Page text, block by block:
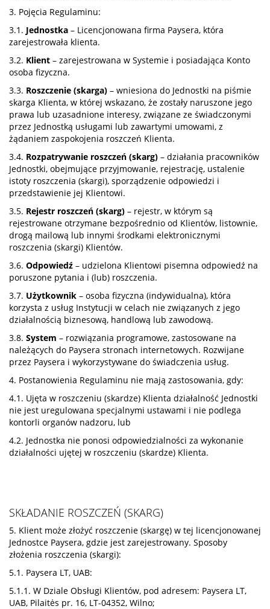
3. Pojęcia Regulaminu:
3.1. Jednostka – Licencjonowana firma Paysera, która
zarejestrowała klienta.
3.2. Klient – zarejestrowana w Systemie i posiadająca Konto
osoba fizyczna.
3.3. Roszczenie (skarga) – wniesiona do Jednostki na piśmie
skarga Klienta, w której wskazano, że zostały naruszone jego
prawa lub uzasadnione interesy, związane ze świadczonymi
przez Jednostką usługami lub zawartymi umowami, z
żądaniem zaspokojenia roszczeń Klienta.
3.4. Rozpatrywanie roszczeń (skarg) – działania pracowników
Jednostki, obejmujące przyjmowanie, rejestrację, ustalenie
istoty roszczenia (skargi), sporządzenie odpowiedzi i
przedstawienie jej Klientowi.
3.5. Rejestr roszczeń (skarg) – rejestr, w którym są
rejestrowane otrzymane bezpośrednio od Klientów, listownie,
drogą mailową lub innymi środkami elektronicznymi
roszczenia (skargi) Klientów.
3.6. Odpowiedź – udzielona Klientowi pisemna odpowiedź na
poruszone pytania i (lub) roszczenia.
3.7. Użytkownik – osoba fizyczna (indywidualna), która
korzysta z usług Instytucji w celach nie związanych z jego
działalnością biznesową, handlową lub zawodową.
3.8. System – rozwiązania programowe, zastosowane na
należących do Paysera stronach internetowych. Rozwijane
przez Paysera i wykorzystywane do świadczenia usług.
4. Postanowienia Regulaminu nie mają zastosowania, gdy:
4.1. Ujęta w roszczeniu (skardze) Klienta działalność Jednostki
nie jest uregulowana specjalnymi ustawami i nie podlega
kontorli organów nadzoru, lub
4.2. Jednostka nie ponosi odpowiedzialności za wykonanie
działalności ujętej w roszczeniu (skardze) Klienta.
SKŁADANIE ROSZCZEŃ (SKARG)
5. Klient może złożyć roszczenie (skargę) w tej licencjonowanej
Jednostce Paysera, gdzie jest zarejestrowany. Sposoby
złożenia roszczenia (skargi):
5.1. Paysera LT, UAB:
5.1.1. W Dziale Obsługi Klientów, pod adresem: Paysera LT,
UAB, Pilaitės pr. 16, LT-04352, Wilno;